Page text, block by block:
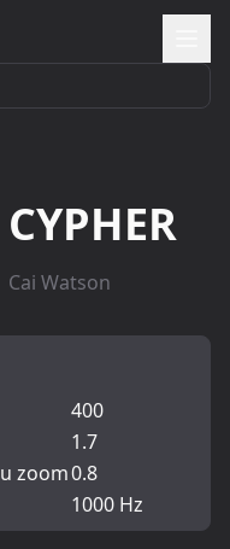
CYPHER
Cai Watson
400
1.7
zoom0.8
1000 Hz